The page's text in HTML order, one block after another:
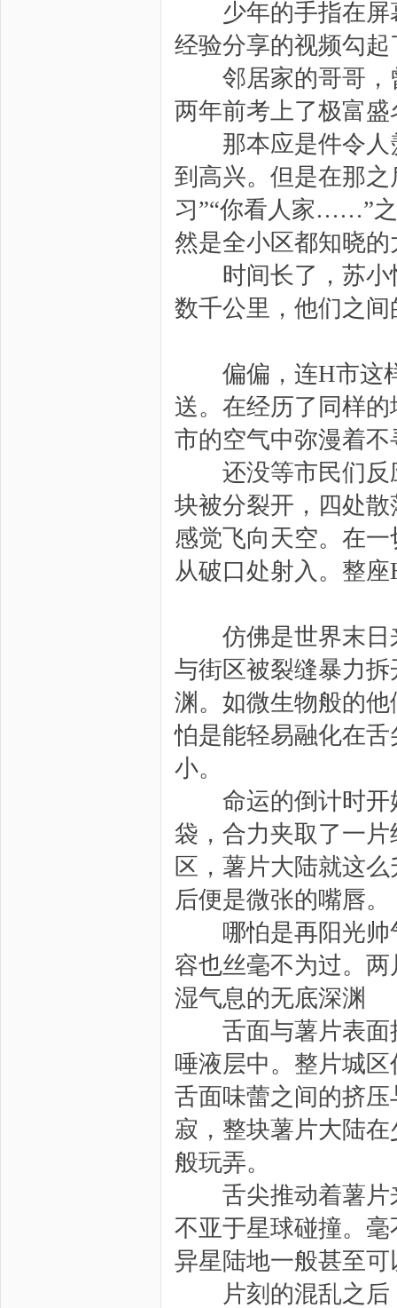
少年的手指在屏
经验分享的视频勾
邻居家的哥哥，
两年前考上了极富
那本应是件令人
到高兴。但是在那
习”“你看人家……”
然是全小区都知晓的
时间长了，苏小
数千公里，他们之
偏偏，连H市这样
送。在经历了同样
市的空气中弥漫着
还没等市民们反
块被分裂开，四处
感觉飞向天空。在
从破口处射入。整
仿佛是世界末日
与街区被裂缝暴力
渊。如微生物般的
怕是能轻易融化在
小。
命运的倒计时开
袋，合力夹取了一
区，薯片大陆就这
后便是微张的嘴唇。
哪怕是再阳光帅
容也丝毫不为过。
湿气息的无底深渊
舌面与薯片表面
唾液层中。整片城
舌面味蕾之间的挤
寂，整块薯片大陆
般玩弄。
舌尖推动着薯片
不亚于星球碰撞。
异星陆地一般甚至
片刻的混乱之后